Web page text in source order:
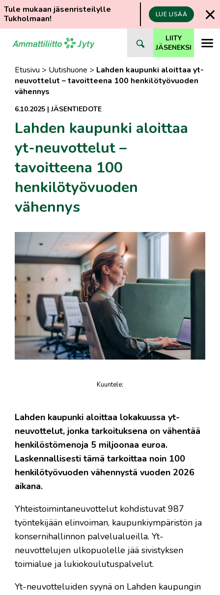
Tule mukaan jäsenristeilylle
Tukholmaan!
LUE LISÄÄ
suoraan
LIITY
JÄSENEKSI
Etusivu > Uutishuone > Lahden kaupunki aloittaa yt-
neuvottelut – tavoitteena 100 henkilötyövuoden
vähennys
6.10.2025 |JÄSENTIEDOTE
Lahden kaupunki aloittaa
yt-neuvottelut –
tavoitteena 100
henkilötyövuoden
vähennys
Kuuntele:
Lahden kaupunki aloittaa lokakuussa yt-
neuvottelut, jonka tarkoituksena on vähentää
henkilöstömenoja 5 miljoonaa euroa.
Laskennallisesti tämä tarkoittaa noin 100
henkilötyövuoden vähennystä vuoden 2026
aikana.
Yhteistoimintaneuvottelut kohdistuvat 987
työntekijään elinvoiman, kaupunkiympäristön ja
konsernihallinnon palvelualueilla. Yt-
neuvottelujen ulkopuolelle jää sivistyksen
toimialue ja lukiokoulutuspalvelut.
Yt-neuvotteluiden syynä on Lahden kaupungin